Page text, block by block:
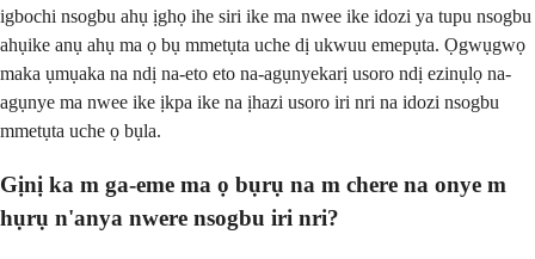
igbochi nsogbu ahụ ịghọ ihe siri ike ma nwee ike idozi ya tupu nsogbu
ahụike anụ ahụ ma ọ bụ mmetụta uche dị ukwuu emepụta. Ọgwụgwọ
maka ụmụaka na ndị na-eto eto na-agụnyekarị usoro ndị ezinụlọ na-
agụnye ma nwee ike ịkpa ike na ịhazi usoro iri nri na idozi nsogbu
mmetụta uche ọ bụla.
Gịnị ka m ga-eme ma ọ bụrụ na m chere na onye m
hụrụ n'anya nwere nsogbu iri nri?